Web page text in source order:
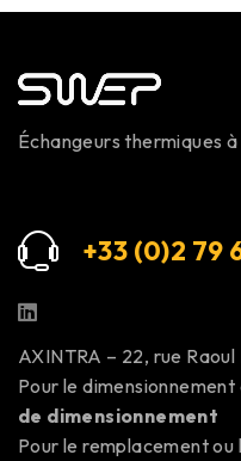
Échangeurs thermiques
+33 (0)2 79
AXINTRA – 22, rue
Pour le
de dimensionnement
Pour le remplacement